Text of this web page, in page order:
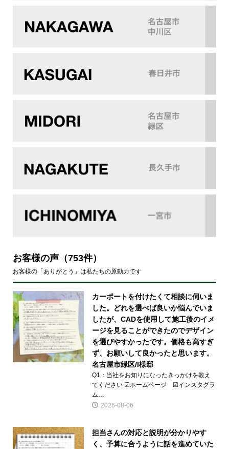
お客様の声（753件）
お客様の「ありがとう」は私たちの原動力です
カーポートを付けたくて相談に伺いま
した。どれを選べば良いか悩んでいま
したが、CADを使用して施工後のイメ
ージを見ることができたのでデザイン
を選びやすかったです。価格も高すぎ
ず、お願いして良かったと思います。
名古屋市緑区/I様邸
Q1：当社をお知りになったきっかけを教え
てください ☑ホームページ ☑インスタグラ
ム…
2026-08-06
担当さんの対応と説明が分かりやす
く、予算に合うように話を進めていた